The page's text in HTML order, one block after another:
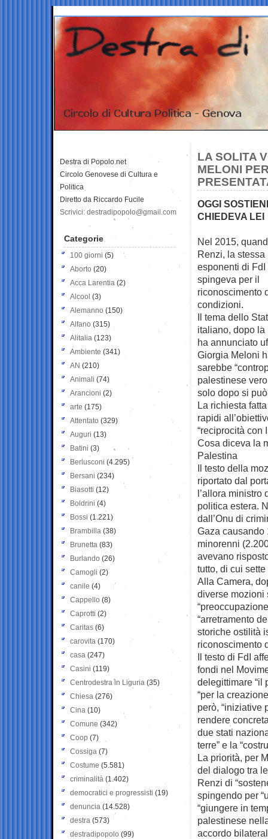
LA SOLITA
MELONI
OGGI
CHIEDEVA LEI
Nel 2015,
Renzi, la stessa
esponenti di
spingeva per il
riconoscimento
condizioni.
Il tema dello
italiano, dopo la
ha annunciato
Giorgia Meloni
sarebbe
palestinese
solo dopo si
La richiesta
rapidi
“reciprocità con
Cosa diceva la
Palestina
Il testo della
riportato dal
l’allora ministro
politica estera.
dall’Onu di
Gaza causando
minorenni
avevano
tutto, di cui
Alla Camera,
diverse mozioni
“arretramento
storiche ostilità
riconoscimento
Il testo di FdI
fondi nel
delegittimare “il
“per la
però, “iniziative
rendere
due stati
terre” e la
La priorità, per
del dialogo tra
Renzi di
spingendo per
“giungere in
palestinese
accordo
Destra di Popolo.net
Circolo Genovese di Cultura e
Politica
Diretto da Riccardo Fucile
Scrivici: destradipopolo@gmail.com
Categorie
100 giorni (5)
Aborto (20)
Acca Larentia (2)
Alcool (3)
Alemanno (150)
Alfano (315)
Alitalia (123)
Ambiente (341)
AN (210)
Animali (74)
Arancioni (2)
arte (175)
Attentato (329)
Auguri (13)
Batini (3)
Berlusconi (4.295)
Bersani (234)
Biasotti (12)
Boldrini (4)
Bossi (1.221)
Brambilla (38)
Brunetta (83)
Burlando (26)
Camogli (2)
canile (4)
Cappello (8)
Caprotti (2)
Caritas (6)
carovita (170)
casa (247)
Casini (119)
Centrodestra in Liguria (35)
Chiesa (276)
Cina (10)
Comune (342)
Coop (7)
Cossiga (7)
Costume (5.581)
criminalità (1.402)
democratici e progressisti (19)
denuncia (14.528)
destra (573)
destradipopolo (99)